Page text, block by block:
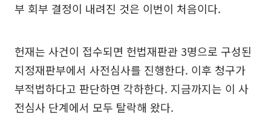
부 회부 결정이 내려진 것은 이번이 처음이다.
헌재는 사건이 접수되면 헌법재판관 3명으로 구성된
지정재판부에서 사전심사를 진행한다. 이후 청구가
부적법하다고 판단하면 각하한다. 지금까지는 이 사
전심사 단계에서 모두 탈락해 왔다.